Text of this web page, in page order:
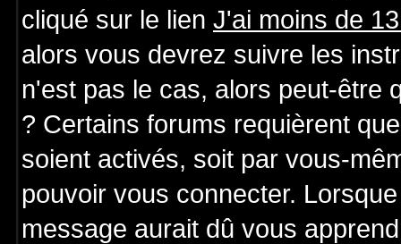
cliqué sur le lien J'ai moins de
alors vous devrez suivre les
n'est pas le cas, alors peut-être
? Certains forums requièrent
soient activés, soit par vous-
pouvoir vous connecter.
message aurait dû vous